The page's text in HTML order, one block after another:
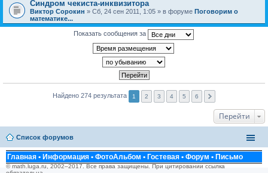
Синдром чекиста-инквизитора
Виктор Сорокин » Сб, 24 сен 2011, 1:05 » в форуме Поговорим о
математике...
Показать сообщения за
Найдено 274 результата 1 2 3 4 5 6
Перейти
Список форумов
Главная • Информация • ФотоАльбом • Гостевая • Форум • Письмо
© math.luga.ru, 2002–2017. Все права защищены. При цитировании ссылка